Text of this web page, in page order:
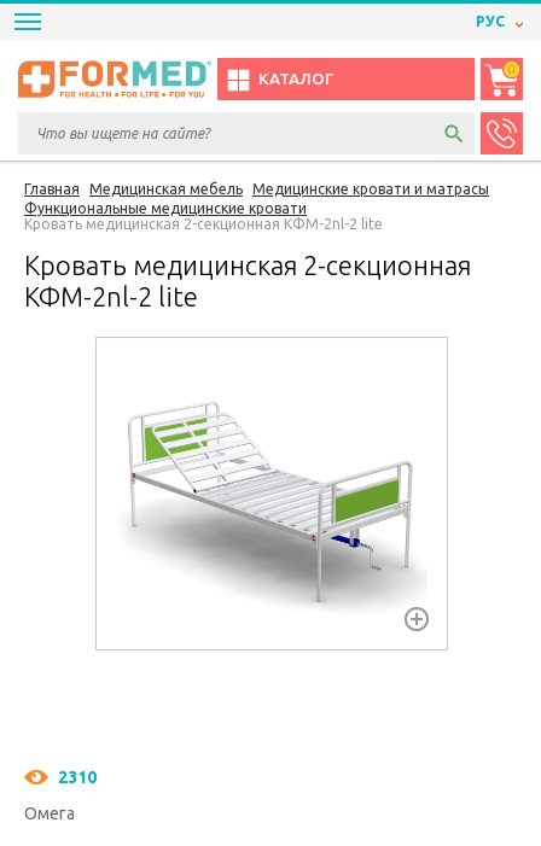
РУС
КАТАЛОГ
0
Главная Медицинская мебель
Медицинские кровати и матрасы
Функциональные медицинские кровати
Кровать медицинская 2-секционная КФМ-2nl-2 lite
Кровать медицинская 2-секционная
КФМ-2nl-2 lite
2310
Омега